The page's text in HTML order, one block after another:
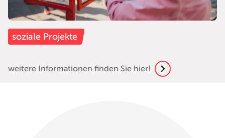
soziale Projekte
weitere Informationen finden Sie hier!